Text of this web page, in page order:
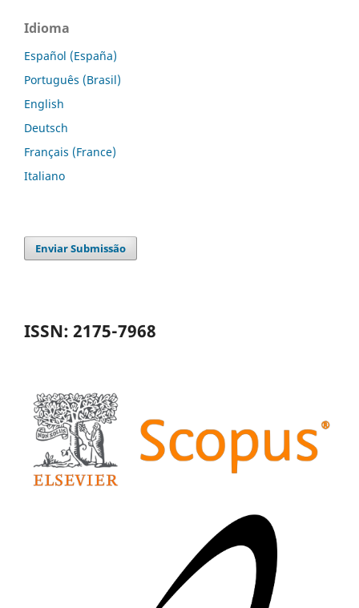
Idioma
Español (España)
Português (Brasil)
English
Deutsch
Français (France)
Italiano
Enviar Submissão
ISSN: 2175-7968